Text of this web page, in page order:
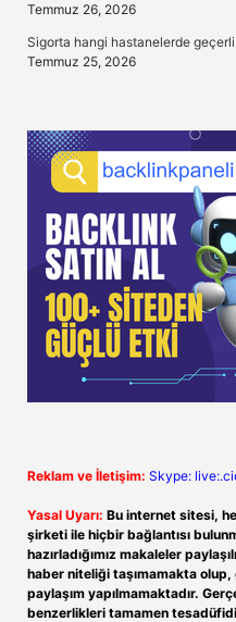
Temmuz 26, 2026
Sigorta hangi hastanelerde geçerli
Temmuz 25, 2026
Reklam ve İletişim: Skype:
Yasal Uyarı: Bu internet sitesi,
şirketi ile hiçbir bağlantısı
hazırladığımız makaleler
haber niteliği taşımamakta
paylaşım yapılmamaktadır.
benzerlikleri tamamen